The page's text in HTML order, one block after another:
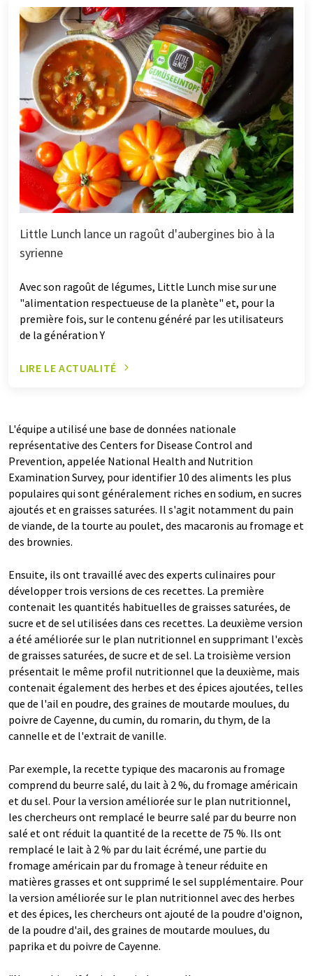
Little Lunch lance un ragoût d'aubergines bio à la
syrienne
Avec son ragoût de légumes, Little Lunch mise sur une
"alimentation respectueuse de la planète" et, pour la
première fois, sur le contenu généré par les utilisateurs
de la génération Y
LIRE LE ACTUALITÉ
L'équipe a utilisé une base de données nationale
représentative des Centers for Disease Control and
Prevention, appelée National Health and Nutrition
Examination Survey, pour identifier 10 des aliments les plus
populaires qui sont généralement riches en sodium, en sucres
ajoutés et en graisses saturées. Il s'agit notamment du pain
de viande, de la tourte au poulet, des macaronis au fromage et
des brownies.
Ensuite, ils ont travaillé avec des experts culinaires pour
développer trois versions de ces recettes. La première
contenait les quantités habituelles de graisses saturées, de
sucre et de sel utilisées dans ces recettes. La deuxième version
a été améliorée sur le plan nutritionnel en supprimant l'excès
de graisses saturées, de sucre et de sel. La troisième version
présentait le même profil nutritionnel que la deuxième, mais
contenait également des herbes et des épices ajoutées, telles
que de l'ail en poudre, des graines de moutarde moulues, du
poivre de Cayenne, du cumin, du romarin, du thym, de la
cannelle et de l'extrait de vanille.
Par exemple, la recette typique des macaronis au fromage
comprend du beurre salé, du lait à 2 %, du fromage américain
et du sel. Pour la version améliorée sur le plan nutritionnel,
les chercheurs ont remplacé le beurre salé par du beurre non
salé et ont réduit la quantité de la recette de 75 %. Ils ont
remplacé le lait à 2 % par du lait écrémé, une partie du
fromage américain par du fromage à teneur réduite en
matières grasses et ont supprimé le sel supplémentaire. Pour
la version améliorée sur le plan nutritionnel avec des herbes
et des épices, les chercheurs ont ajouté de la poudre d'oignon,
de la poudre d'ail, des graines de moutarde moulues, du
paprika et du poivre de Cayenne.